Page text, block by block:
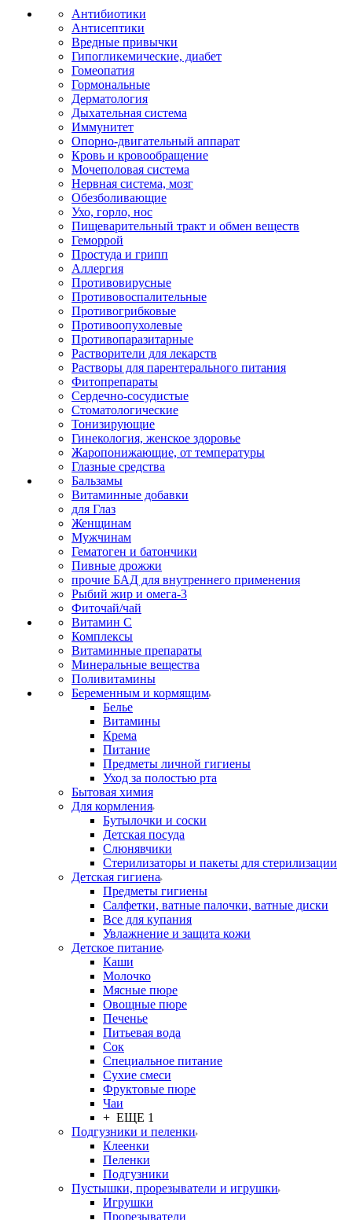
Антибиотики
Антисептики
Вредные привычки
Гипогликемические, диабет
Гомеопатия
Гормональные
Дерматология
Дыхательная система
Иммунитет
Опорно-двигательный аппарат
Кровь и кровообращение
Мочеполовая система
Нервная система, мозг
Обезболивающие
Ухо, горло, нос
Пищеварительный тракт и обмен веществ
Геморрой
Простуда и грипп
Аллергия
Противовирусные
Противовоспалительные
Противогрибковые
Противоопухолевые
Противопаразитарные
Растворители для лекарств
Растворы для парентерального питания
Фитопрепараты
Сердечно-сосудистые
Стоматологические
Тонизирующие
Гинекология, женское здоровье
Жаропонижающие, от температуры
Глазные средства
Бальзамы
Витаминные добавки
для Глаз
Женщинам
Мужчинам
Гематоген и батончики
Пивные дрожжи
прочие БАД для внутреннего применения
Рыбий жир и омега-3
Фиточай/чай
Витамин С
Комплексы
Витаминные препараты
Минеральные вещества
Поливитамины
Беременным и кормящим
Белье
Витамины
Крема
Питание
Предметы личной гигиены
Уход за полостью рта
Бытовая химия
Для кормления
Бутылочки и соски
Детская посуда
Слюнявчики
Стерилизаторы и пакеты для стерилизации
Детская гигиена
Предметы гигиены
Салфетки, ватные палочки, ватные диски
Все для купания
Увлажнение и защита кожи
Детское питание
Каши
Молочко
Мясные пюре
Овощные пюре
Печенье
Питьевая вода
Сок
Специальное питание
Сухие смеси
Фруктовые пюре
Чаи
+ ЕЩЕ 1
Подгузники и пеленки
Клеенки
Пеленки
Подгузники
Пустышки, прорезыватели и игрушки
Игрушки
Прорезыватели